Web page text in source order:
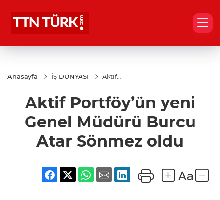
Anasayfa İŞ DÜNYASI
Aktif
Genel
Müdürü
Burcu
Atar
oldu
Aktif Portföy’ün yeni
Genel Müdürü Burcu
Atar Sönmez oldu